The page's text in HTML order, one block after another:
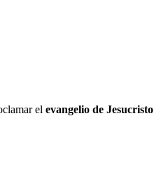
el evangelio de Jesucristo